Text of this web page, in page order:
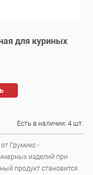
для куриных
Есть в наличии: 4 шт.
Грумикс -
изделий при
продукт становится